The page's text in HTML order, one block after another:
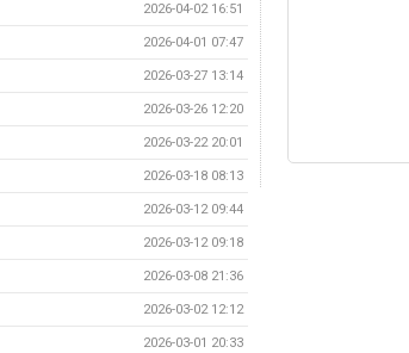
2026-04-02 16:51
2026-04-01 07:47
2026-03-27 13:14
2026-03-26 12:20
2026-03-22 20:01
2026-03-18 08:13
2026-03-12 09:44
2026-03-12 09:18
2026-03-08 21:36
2026-03-02 12:12
2026-03-01 20:33